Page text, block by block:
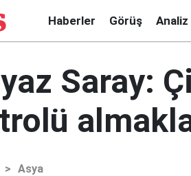
Haberler Görüş Analiz
Saray:
> Asya